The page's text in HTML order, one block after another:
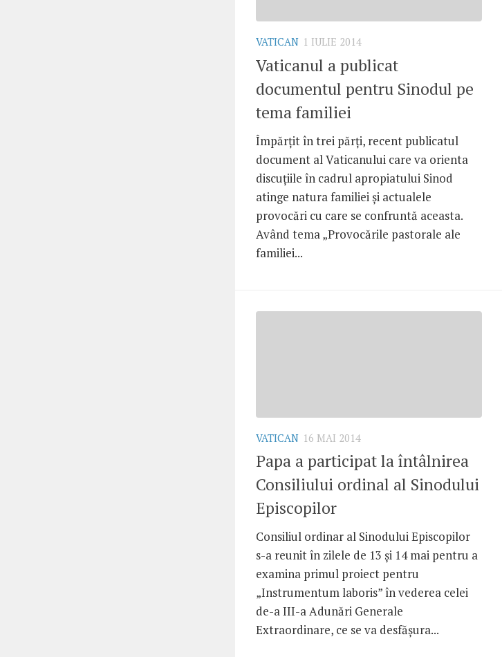
VATICAN 1 IULIE 2014
Vaticanul a publicat
documentul pentru Sinodul pe
tema familiei
Împărţit în trei părţi, recent publicatul
document al Vaticanului care va orienta
discuţiile în cadrul apropiatului Sinod
atinge natura familiei şi actualele
provocări cu care se confruntă aceasta.
Având tema „Provocările pastorale ale
familiei...
VATICAN 16 MAI 2014
Papa a participat la întâlnirea
Consiliului ordinal al Sinodului
Episcopilor
Consiliul ordinar al Sinodului Episcopilor
s-a reunit în zilele de 13 şi 14 mai pentru a
examina primul proiect pentru
„Instrumentum laboris” în vederea celei
de-a III-a Adunări Generale
Extraordinare, ce se va desfăşura...